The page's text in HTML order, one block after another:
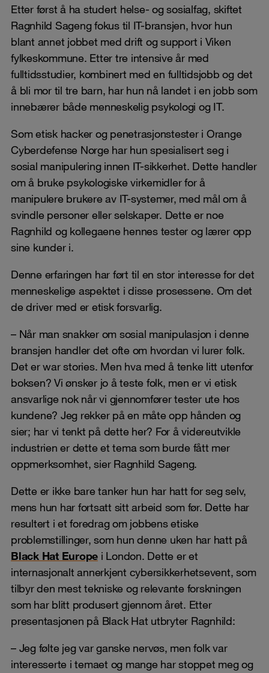
Etter først å ha studert helse- og sosialfag, skiftet
Ragnhild Sageng fokus til IT-bransjen, hvor hun
blant annet jobbet med drift og support i Viken
fylkeskommune. Etter tre intensive år med
fulltidsstudier, kombinert med en fulltidsjobb og det
å bli mor til tre barn, har hun nå landet i en jobb som
innebærer både menneskelig psykologi og IT.
Som etisk hacker og penetrasjonstester i Orange
Cyberdefense Norge har hun spesialisert seg i
sosial manipulering innen IT-sikkerhet. Dette handler
om å bruke psykologiske virkemidler for å
manipulere brukere av IT-systemer, med mål om å
svindle personer eller selskaper. Dette er noe
Ragnhild og kollegaene hennes tester og lærer opp
sine kunder i.
Denne erfaringen har ført til en stor interesse for det
menneskelige aspektet i disse prosessene. Om det
de driver med er etisk forsvarlig.
– Når man snakker om sosial manipulasjon i denne
bransjen handler det ofte om hvordan vi lurer folk.
Det er war stories. Men hva med å tenke litt utenfor
boksen? Vi ønsker jo å teste folk, men er vi etisk
ansvarlige nok når vi gjennomfører tester ute hos
kundene? Jeg rekker på en måte opp hånden og
sier; har vi tenkt på dette her? For å videreutvikle
industrien er dette et tema som burde fått mer
oppmerksomhet, sier Ragnhild Sageng.
Dette er ikke bare tanker hun har hatt for seg selv,
mens hun har fortsatt sitt arbeid som før. Dette har
resultert i et foredrag om jobbens etiske
problemstillinger, som hun denne uken har hatt på
Black Hat Europe i London. Dette er et
internasjonalt annerkjent cybersikkerhetsevent, som
tilbyr den mest tekniske og relevante forskningen
som har blitt produsert gjennom året. Etter
presentasjonen på Black Hat utbryter Ragnhild:
– Jeg følte jeg var ganske nervøs, men folk var
interesserte i temaet og mange har stoppet meg og